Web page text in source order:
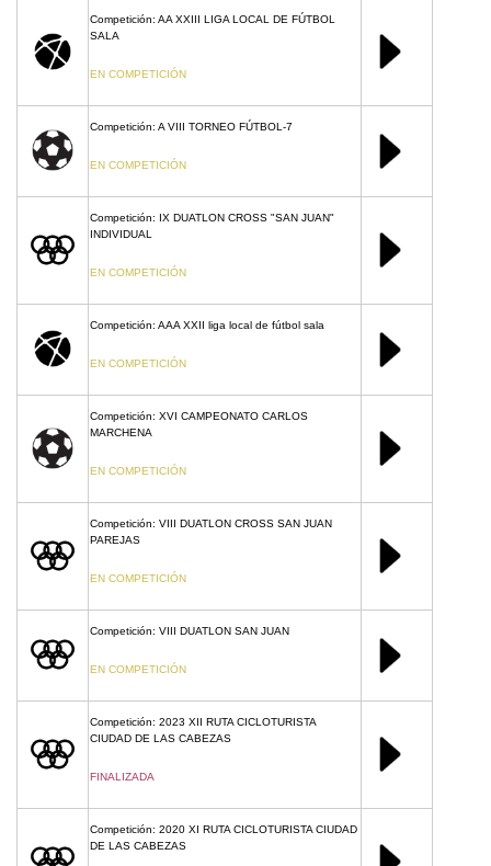
Competición: AA XXIII LIGA LOCAL DE FÚTBOL
SALA
EN COMPETICIÓN
Competición: A VIII TORNEO FÚTBOL-7
EN COMPETICIÓN
Competición: IX DUATLON CROSS "SAN JUAN"
INDIVIDUAL
EN COMPETICIÓN
Competición: AAA XXII liga local de fútbol sala
EN COMPETICIÓN
Competición: XVI CAMPEONATO CARLOS
MARCHENA
EN COMPETICIÓN
Competición: VIII DUATLON CROSS SAN JUAN
PAREJAS
EN COMPETICIÓN
Competición: VIII DUATLON SAN JUAN
EN COMPETICIÓN
Competición: 2023 XII RUTA CICLOTURISTA
CIUDAD DE LAS CABEZAS
FINALIZADA
Competición: 2020 XI RUTA CICLOTURISTA CIUDAD
DE LAS CABEZAS